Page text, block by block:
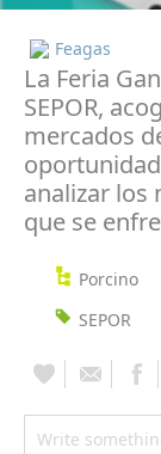
Feagas
La Feria
SEPOR,
mercados
analizar los
que se
Porcino
SEPOR